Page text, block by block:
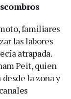
familiares
las labores
atrapada.
Peit, quien
la zona y